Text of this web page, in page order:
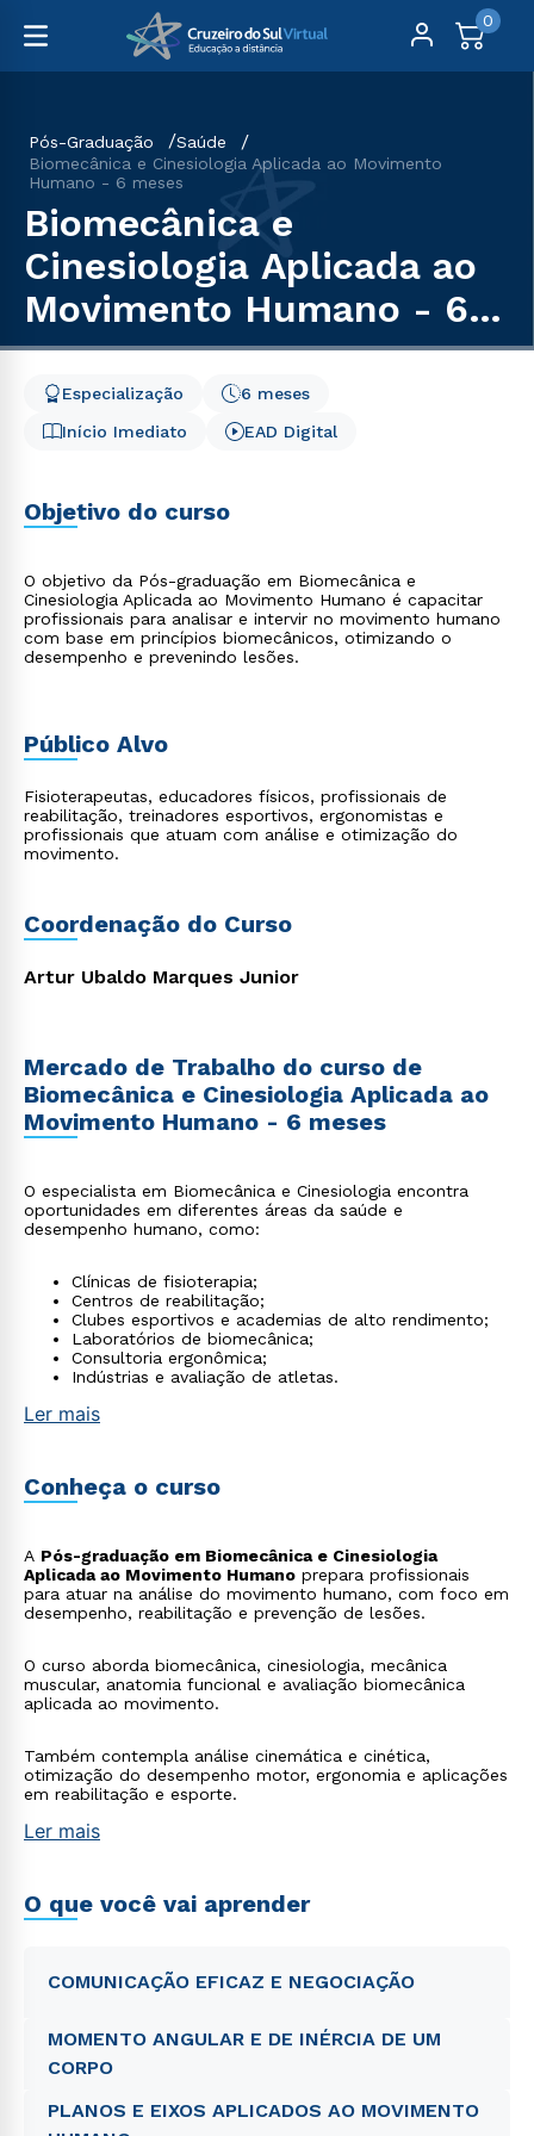
0
Pós-Graduação
Saúde
Biomecânica e Cinesiologia Aplicada ao Movimento
Humano - 6 meses
Biomecânica e
Cinesiologia Aplicada ao
Movimento Humano - 6
meses
Início Imediato
6 meses
Especialização
EAD Digital
Objetivo do curso
O objetivo da Pós-graduação em Biomecânica e
Cinesiologia Aplicada ao Movimento Humano é capacitar
profissionais para analisar e intervir no movimento humano
com base em princípios biomecânicos, otimizando o
desempenho e prevenindo lesões.
Público Alvo
Fisioterapeutas, educadores físicos, profissionais de
reabilitação, treinadores esportivos, ergonomistas e
profissionais que atuam com análise e otimização do
movimento.
Coordenação do Curso
Artur Ubaldo Marques Junior
Mercado de Trabalho do curso de
Biomecânica e Cinesiologia Aplicada ao
Movimento Humano - 6 meses
O especialista em Biomecânica e Cinesiologia encontra
oportunidades em diferentes áreas da saúde e
desempenho humano, como:
Clínicas de fisioterapia;
Centros de reabilitação;
Clubes esportivos e academias de alto rendimento;
Laboratórios de biomecânica;
Consultoria ergonômica;
Indústrias e avaliação de atletas.
Ler mais
Conheça o curso
A Pós-graduação em Biomecânica e Cinesiologia
Aplicada ao Movimento Humano prepara profissionais
para atuar na análise do movimento humano, com foco em
desempenho, reabilitação e prevenção de lesões.
O curso aborda biomecânica, cinesiologia, mecânica
muscular, anatomia funcional e avaliação biomecânica
aplicada ao movimento.
Também contempla análise cinemática e cinética,
otimização do desempenho motor, ergonomia e aplicações
em reabilitação e esporte.
Ler mais
O que você vai aprender
COMUNICAÇÃO EFICAZ E NEGOCIAÇÃO
MOMENTO ANGULAR E DE INÉRCIA DE UM
CORPO
PLANOS E EIXOS APLICADOS AO MOVIMENTO